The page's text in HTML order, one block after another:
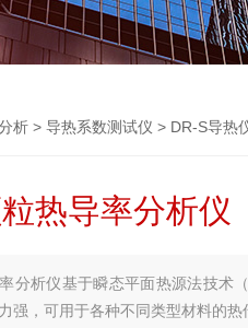
析 > 导热系数测试仪 > DR-S导热
热导率分析仪
分析仪基于瞬态平面热源法技术
强，可用于各种不同类型材料的热